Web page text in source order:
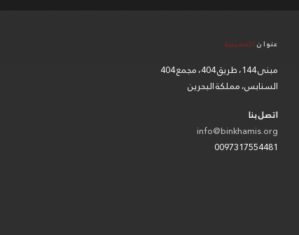
عنوان الحسينية
مبنى 144، طريق 404، مجمع 404
السنابس، مملكة البحرين
اتصل بنا
info@binkhamis.org
0097317554481